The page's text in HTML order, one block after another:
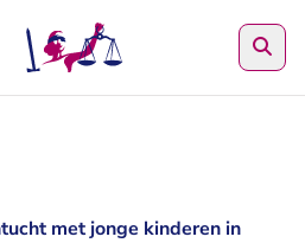
met jonge kinderen in